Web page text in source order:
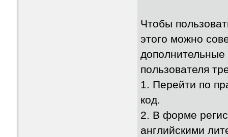
Чтобы
этого можно
дополнительные
пользователя
1. Перейти по
код.
2. В форме
английскими